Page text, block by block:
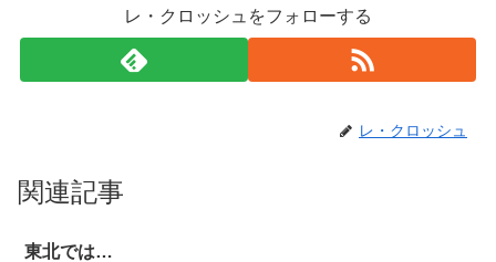
レ・クロッシュをフォローする
レ・クロッシュ
関連記事
東北では…